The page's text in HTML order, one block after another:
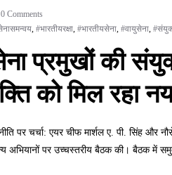
0 Comments
, #भारतीयरक्षा, #भारतीयसेना, #वायुसेना,
प्रमुखों की
को मिल रहा
पर चर्चा: एयर चीफ मार्शल ए. पी. सिंह और
पर उच्चस्तरीय बैठक की। बैठक में